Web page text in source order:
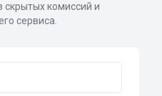
комиссий и
сервиса.